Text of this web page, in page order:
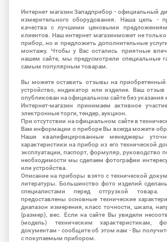
Интернет магазин Западприбор - официальный
измерительного оборудования. Наша цель -
качества с лучшими ценовыми
клиентов. Наш интернет магазинможет не
прибор, но и предложить дополнительные
монтажу. Чтобы у Вас остались приятные
нашем сайте, мы предусмотрели специальные
самым популярным товарам.
Вы можете оставить отзывы на приобретенный
устройство, индикатор или изделие. Ваш
опубликован на официальном сайте без
Интернет-магазин принимаем активное
электронные торги, тендер, аукцион.
При отсутствии на официальном сайте в
Вам информации о приборе Вы всегда можете
Наши квалифицированные менеджеры
характеристики на прибор из его технической
эксплуатации, паспорт, формуляр, руководство
необходимости мы сделаем фотографии
или устройства.
Описание на приборы взято с технической
литературы. Большинство фото изделий
специалистами перед отгрузкой товара.
предоставлены основные технические
диапазон измерения, класс точности, шкала,
(размер), вес. Если на сайте Вы увидели
(модель) техническим характеристикам,
документам - сообщите об этом нам - Вы
с покупаемым прибором.